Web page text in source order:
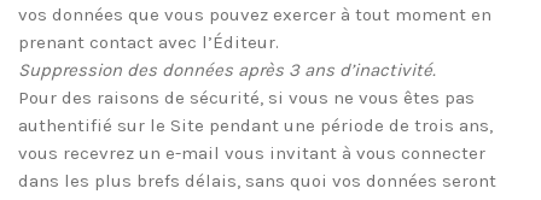
vos données que vous pouvez exercer à tout moment en
prenant contact avec l’Éditeur.
Suppression des données après 3 ans d’inactivité.
Pour des raisons de sécurité, si vous ne vous êtes pas
authentifié sur le Site pendant une période de trois ans,
vous recevrez un e-mail vous invitant à vous connecter
dans les plus brefs délais, sans quoi vos données seront